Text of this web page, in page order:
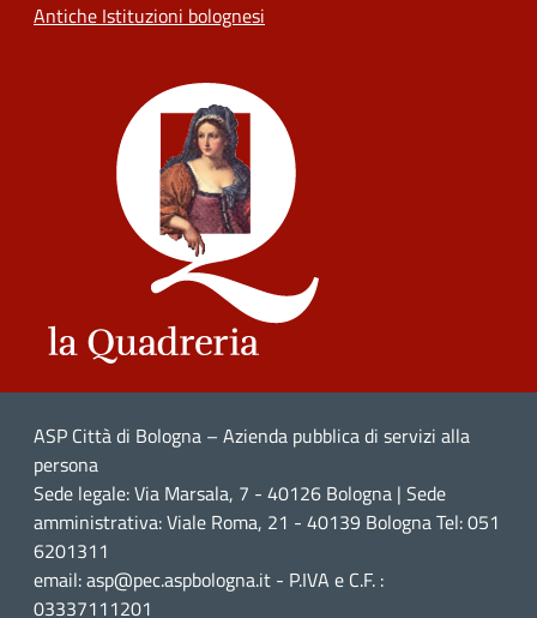
Antiche Istituzioni bolognesi
ASP Città di Bologna – Azienda pubblica di servizi alla
persona
Sede legale: Via Marsala, 7 - 40126 Bologna | Sede
amministrativa: Viale Roma, 21 - 40139 Bologna Tel: 051
6201311
email: asp@pec.aspbologna.it - P.IVA e C.F. :
03337111201